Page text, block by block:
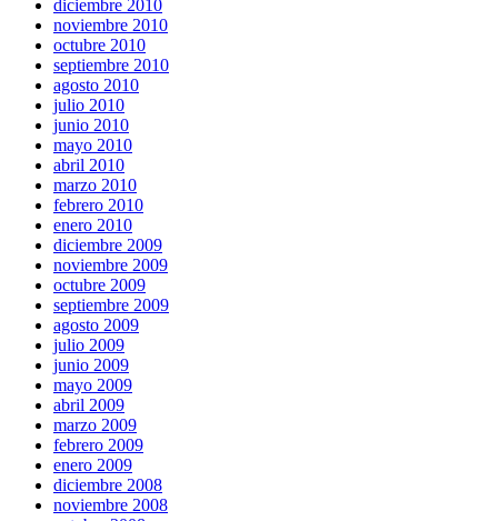
diciembre 2010
noviembre 2010
octubre 2010
septiembre 2010
agosto 2010
julio 2010
junio 2010
mayo 2010
abril 2010
marzo 2010
febrero 2010
enero 2010
diciembre 2009
noviembre 2009
octubre 2009
septiembre 2009
agosto 2009
julio 2009
junio 2009
mayo 2009
abril 2009
marzo 2009
febrero 2009
enero 2009
diciembre 2008
noviembre 2008